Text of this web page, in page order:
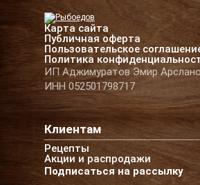
Карта сайта
Публичная оферта
Пользовательское
Политика
ИП Аджимуратов Эмир
ИНН 052501798717
Клиентам
Рецепты
Акции и распродажи
Подписаться на рассылку